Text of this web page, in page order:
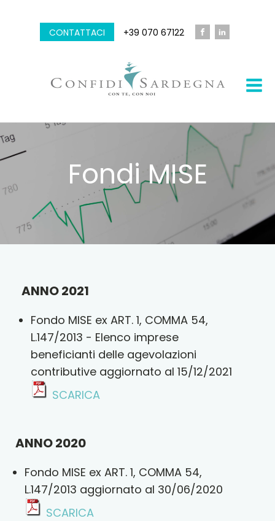
CONTATTACI +39 070 67122
Fondi MISE
ANNO 2021
Fondo MISE ex ART. 1, COMMA 54,
L.147/2013 - Elenco imprese
beneficianti delle agevolazioni
contributive aggiornato al 15/12/2021
SCARICA
ANNO 2020
Fondo MISE ex ART. 1, COMMA 54,
L.147/2013 aggiornato al 30/06/2020
SCARICA